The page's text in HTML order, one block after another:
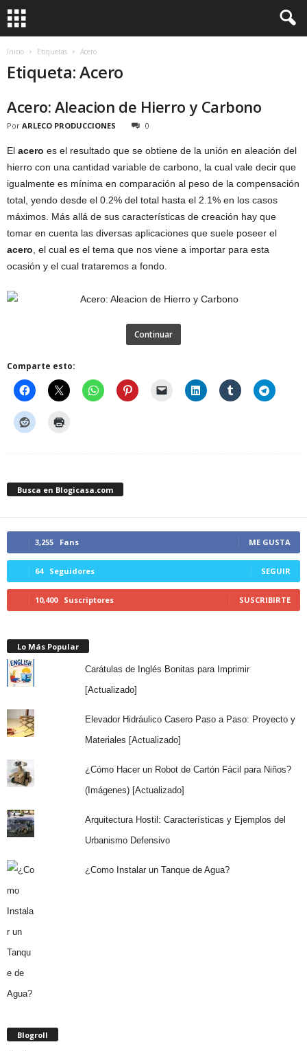
Inicio Etiquetas Acero
Etiqueta: Acero
Acero: Aleacion de Hierro y Carbono
Por ARLECO PRODUCCIONES 0
El acero es el resultado que se obtiene de la unión en aleación del
hierro con una cantidad variable de carbono, la cual vale decir que
igualmente es mínima en comparación al peso de la compensación
total, yendo desde el 0.2% del total hasta el 2.1% en los casos
máximos. Más allá de sus características de creación hay que
tomar en cuenta las diversas aplicaciones que suele poseer el
acero , el cual es el tema que nos viene a importar para esta
ocasión y el cual trataremos a fondo.
Continuar
Comparte esto:
Busca en Blogicasa.com
3,255 Fans ME GUSTA
64 Seguidores SEGUIR
10,400 Suscriptores SUSCRIBIRTE
Lo Más Popular
Carátulas de Inglés Bonitas para Imprimir
[Actualizado]
Elevador Hidráulico Casero Paso a Paso: Proyecto y
Materiales [Actualizado]
¿Cómo Hacer un Robot de Cartón Fácil para Niños?
(Imágenes) [Actualizado]
Arquitectura Hostil: Características y Ejemplos del
Urbanismo Defensivo
¿Como Instalar un Tanque de Agua?
Blogroll